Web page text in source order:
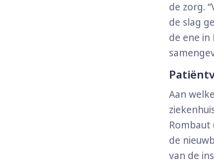
de zorg.
de slag
de ene in
Aan
Rombaut
de
van de